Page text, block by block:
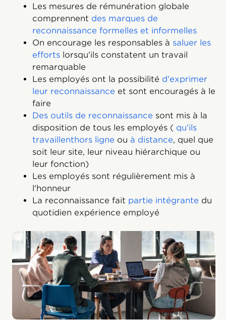
Les mesures de rémunération globale
comprennent des marques de
reconnaissance formelles et informelles
On encourage les responsables à saluer les
efforts lorsqu'ils constatent un travail
remarquable
Les employés ont la possibilité d'exprimer
leur reconnaissance et sont encouragés à le
faire
Des outils de reconnaissance sont mis à la
disposition de tous les employés ( qu'ils
travaillenthors ligne ou à distance, quel que
soit leur site, leur niveau hiérarchique ou
leur fonction)
Les employés sont régulièrement mis à
l'honneur
La reconnaissance fait partie intégrante du
quotidien expérience employé